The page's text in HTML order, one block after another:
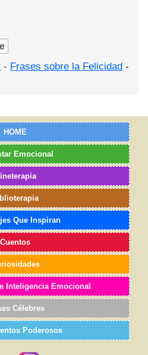
- Frases sobre la Felicidad -
HOME
Emocional
Que Inspiran
Cuentos
Inteligencia Emocional
Célebres
Poderosos